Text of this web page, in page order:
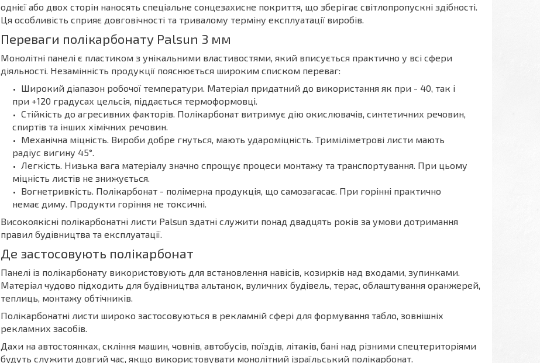
однієї або двох сторін наносять спеціальне сонцезахисне покриття, що зберігає світлопропускні здібності.
Ця особливість сприяє довговічності та тривалому терміну експлуатації виробів.
Переваги полікарбонату Palsun 3 мм
Монолітні панелі є пластиком з унікальними властивостями, який вписується практично у всі сфери
діяльності. Незамінність продукції пояснюється широким списком переваг:
Широкий діапазон робочої температури. Матеріал придатний до використання як при - 40, так і
при +120 градусах цельсія, піддається термоформовці.
Стійкість до агресивних факторів. Полікарбонат витримує дію окислювачів, синтетичних речовин,
спиртів та інших хімічних речовин.
Механічна міцність. Вироби добре гнуться, мають удароміцність. Триміліметрові листи мають
радіус вигину 45°.
Легкість. Низька вага матеріалу значно спрощує процеси монтажу та транспортування. При цьому
міцність листів не знижується.
Вогнетривкість. Полікарбонат - полімерна продукція, що самозагасає. При горінні практично
немає диму. Продукти горіння не токсичні.
Високоякісні полікарбонатні листи Palsun здатні служити понад двадцять років за умови дотримання
правил будівництва та експлуатації.
Де застосовують полікарбонат
Панелі із полікарбонату використовують для встановлення навісів, козирків над входами, зупинками.
Матеріал чудово підходить для будівництва альтанок, вуличних будівель, терас, облаштування оранжерей,
теплиць, монтажу обтічників.
Полікарбонатні листи широко застосовуються в рекламній сфері для формування табло, зовнішніх
рекламних засобів.
Дахи на автостоянках, скління машин, човнів, автобусів, поїздів, літаків, бані над різними спецтериторіями
будуть служити довгий час, якщо використовувати монолітний ізраїльський полікарбонат.